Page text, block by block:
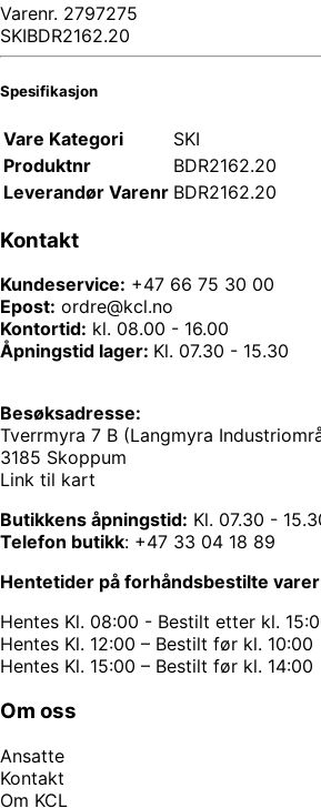
Varenr. 2797275
SKIBDR2162.20
Spesifikasjon
Vare Kategori
SKI
Produktnr
BDR2162.20
Leverandør Varenr BDR2162.20
Kontakt
Kundeservice: +47 66 75 30 00
Epost: ordre@kcl.no
Kontortid: kl. 08.00 - 16.00
Åpningstid lager: Kl. 07.30 - 15.30
Besøksadresse:
Tverrmyra 7 B (Langmyra
3185 Skoppum
Link til kart
Butikkens åpningstid: Kl. 07.30 -
Telefon butikk: +47 33 04 18 89
Hentetider på forhåndsbestilte
Hentes Kl. 08:00 - Bestilt etter kl.
Hentes Kl. 12:00 – Bestilt før kl. 10:00
Hentes Kl. 15:00 – Bestilt før kl. 14:00
Om oss
Ansatte
Kontakt
Om KCL